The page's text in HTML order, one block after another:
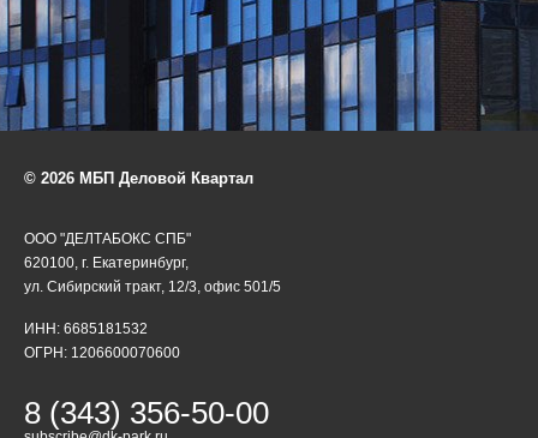
© 2026 МБП Деловой Квартал
ООО "ДЕЛТАБОКС СПБ"
620100, г. Екатеринбург,
ул. Сибирский тракт, 12/3, офис 501/5
ИНН: 6685181532
ОГРН: 1206600070600
8 (343) 356-50-00